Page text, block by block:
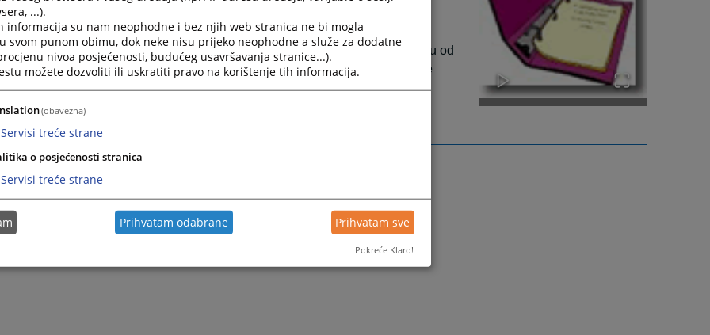
za izdavanje uvjerenja prilaže se dokaz o uplaćenoj sudskoj taksi u iznosu od
odnosno dokaz da je stranka oslobođena plaćanja sudske takse (porodice
poginulih boraca, invalidi, ...).
...).
informacija su nam neophodne i bez njih web stranica ne bi mogla
svom punom obimu, dok neke nisu prijeko neophodne a služe za dodatne
nivoa posjećenosti, budućeg usavršavanja stranice...).
možete dozvoliti ili uskratiti pravo na korištenje tih informacija.
(obavezna)
Servisi treće strane
o posjećenosti stranica
Servisi treće strane
Prihvatam odabrane Prihvatam sve
Pokreće Klaro!